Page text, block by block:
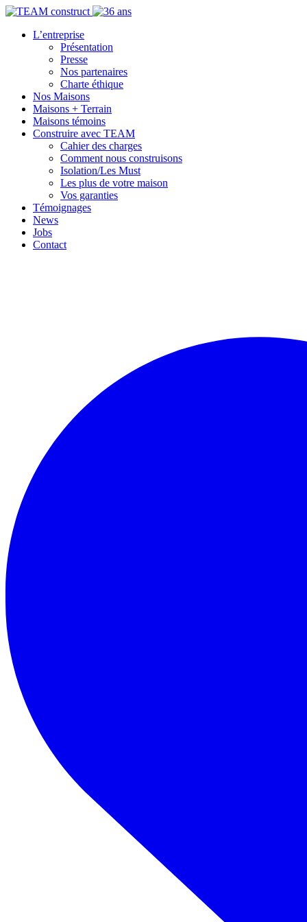
L’entreprise
Présentation
Presse
Nos partenaires
Charte éthique
Nos Maisons
Maisons + Terrain
Maisons témoins
Construire avec TEAM
Cahier des charges
Comment nous construisons
Isolation/Les Must
Les plus de votre maison
Vos garanties
Témoignages
News
Jobs
Contact